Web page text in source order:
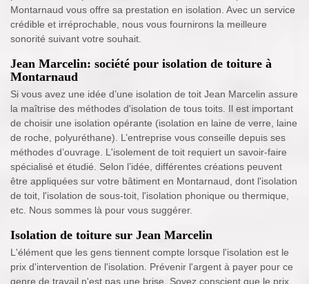
Montarnaud vous offre sa prestation en isolation. Avec un service
crédible et irréprochable, nous vous fournirons la meilleure
sonorité suivant votre souhait.
Jean Marcelin: société pour isolation de toiture à
Montarnaud
Si vous avez une idée d’une isolation de toit Jean Marcelin assure
la maîtrise des méthodes d'isolation de tous toits. Il est important
de choisir une isolation opérante (isolation en laine de verre, laine
de roche, polyuréthane). L’entreprise vous conseille depuis ses
méthodes d’ouvrage. L'isolement de toit requiert un savoir-faire
spécialisé et étudié. Selon l’idée, différentes créations peuvent
être appliquées sur votre bâtiment en Montarnaud, dont l'isolation
de toit, l'isolation de sous-toit, l'isolation phonique ou thermique,
etc. Nous sommes là pour vous suggérer.
Isolation de toiture sur Jean Marcelin
L'élément que les gens tiennent compte lorsque l'isolation est le
prix d'intervention de l'isolation. Prévenir l'argent à payer pour ce
genre de travail n'est pas une brise. Soyez conscient que le prix